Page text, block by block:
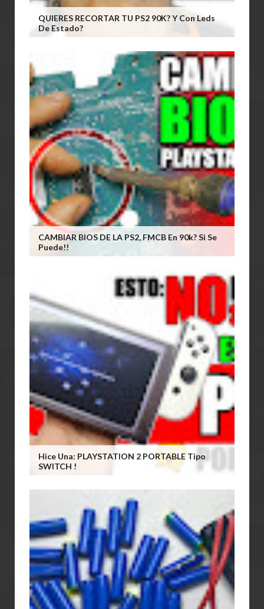
QUIERES RECORTAR TU PS2 90K? Y Con Leds
De Estado?
CAMBIAR BIOS DE LA PS2, FMCB En 90k? Si Se
Puede!!
Hice Una: PLAYSTATION 2 PORTABLE Tipo
SWITCH !